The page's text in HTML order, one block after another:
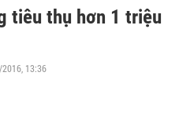
tiêu thụ hơn 1 triệu
2016, 13:36